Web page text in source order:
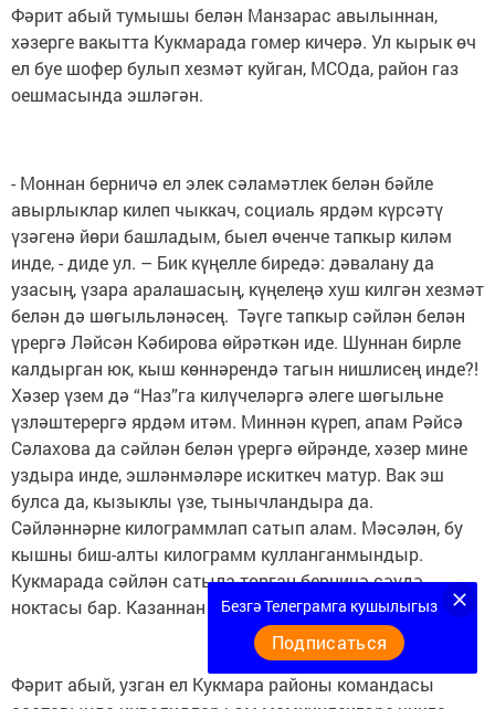
Фәрит абый тумышы белән Манзарас авылыннан,
хәзерге вакытта Кукмарада гомер кичерә. Ул кырык өч
ел буе шофер булып хезмәт куйган, МСОда, район газ
оешмасында эшләгән.
- Моннан берничә ел элек сәламәтлек белән бәйле
авырлыклар килеп чыккач, социаль ярдәм күрсәтү
үзәгенә йөри башладым, быел өченче тапкыр киләм
инде, - диде ул. – Бик күңелле биредә: дәвалану да
узасың, үзара аралашасың, күңелеңә хуш килгән хезмәт
белән дә шөгыльләнәсең. Тәүге тапкыр сәйлән белән
үрергә Ләйсән Кәбирова өйрәткән иде. Шуннан бирле
калдырган юк, кыш көннәрендә тагын нишлисең инде?!
Хәзер үзем дә “Наз”га килүчеләргә әлеге шөгыльне
үзләштерергә ярдәм итәм. Миннән күреп, апам Рәйсә
Сәлахова да сәйлән белән үрергә өйрәнде, хәзер мине
уздыра инде, эшләнмәләре искиткеч матур. Вак эш
булса да, кызыклы үзе, тынычландыра да.
Сәйләннәрне килограммлап сатып алам. Мәсәлән, бу
кышны биш-алты килограмм кулланганмындыр.
Кукмарада сәйлән сатыла торган берничә сәүдә
ноктасы бар. Казаннан сеңелкәшләр дә алып кайта.
Фәрит абый, узган ел Кукмара районы командасы
Безгә Телеграмга кушылыгыз
Подписаться